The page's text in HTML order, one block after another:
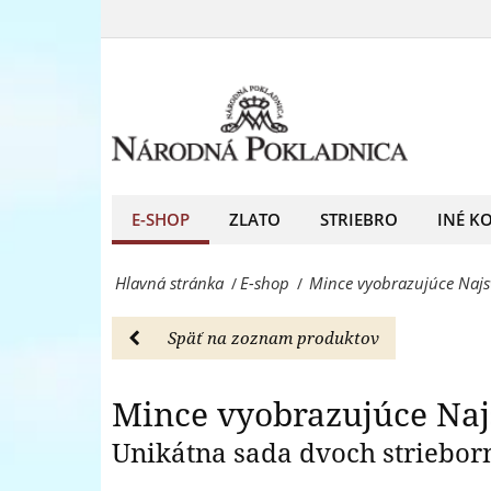
trojicu
Čiernu
Madonu,
2021
E-
shop
-
E-SHOP ZLATO STRIEBRO INÉ
Hlavná stránka /E-shop / Mince vyobrazujúce
Späť na zoznam produktov
Mince vyobrazujúce
Unikátna sada dvoch
Mince
E-
európsky
predajca